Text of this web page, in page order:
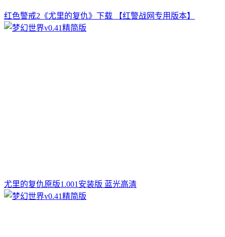
红色警戒2《尤里的复仇》下载 【红警战网专用版本】
尤里的复仇原版1.001安装版 蓝光高清